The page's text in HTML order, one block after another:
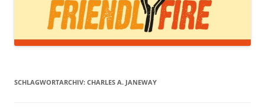
SCHLAGWORTARCHIV: CHARLES A. JANEWAY